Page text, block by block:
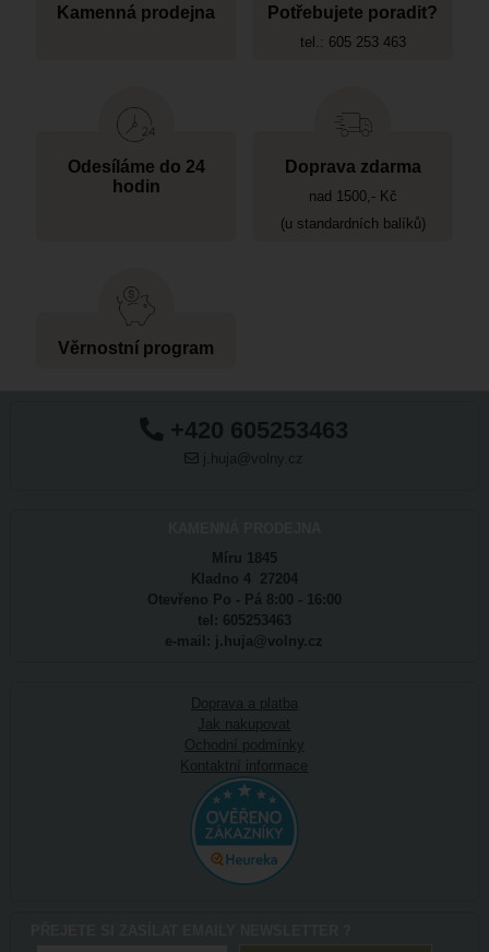
Kamenná prodejna Potřebujete poradit?
tel.: 605 253 463
Odesíláme do 24
hodin
Doprava zdarma
nad 1500,- Kč
(u standardních balíků)
Věrnostní program
+420 605253463
j.huja@volny.cz
Míru 1845
Kladno 4 27204
Otevřeno Po - Pá 8:00 - 16:00
tel: 605253463
e-mail: j.huja@volny.cz
Doprava a platba
Jak nakupovat
Ochodní podmínky
Kontaktní informace